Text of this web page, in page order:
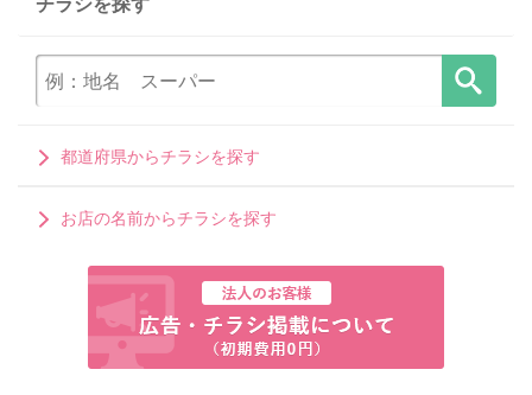
都道府県からチラシを探す
お店の名前からチラシを探す